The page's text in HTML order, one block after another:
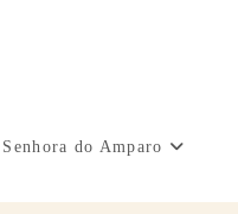
do Amparo